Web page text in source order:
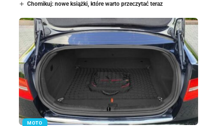
Chomikuj: nowe książki, które warto przeczytać teraz
MOTO